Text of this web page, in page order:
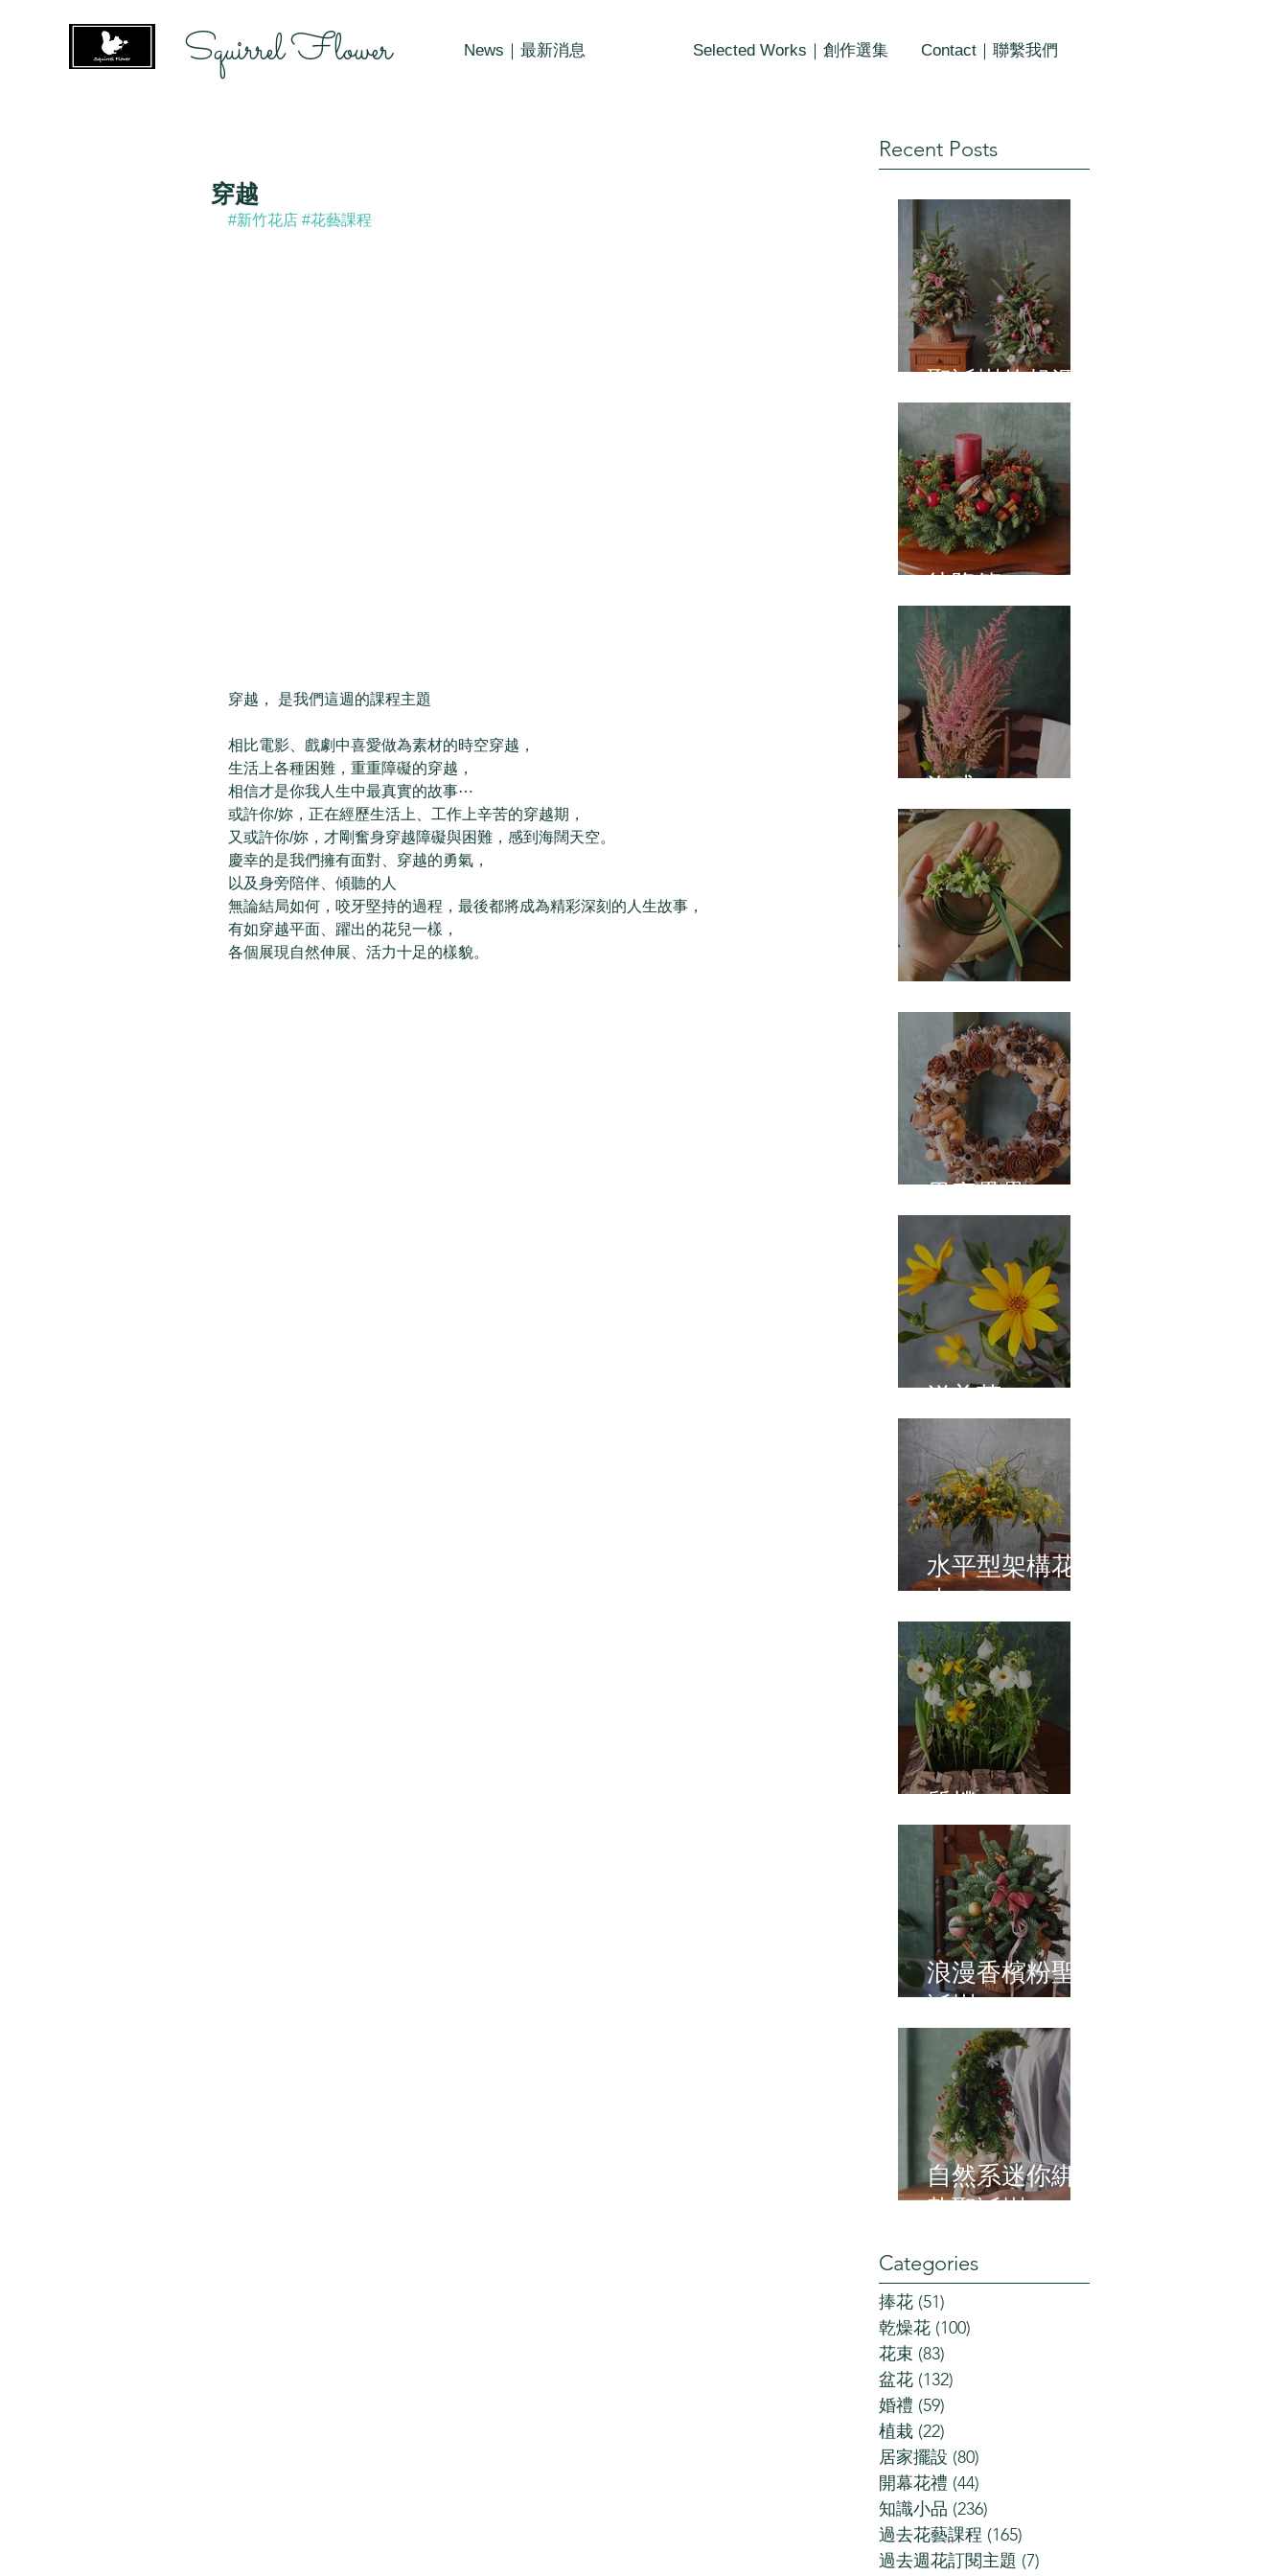
Squirrel Flower News｜最新消息 Selected Works｜創作選集 Contact｜聯繫我們
穿越
#新竹花店 #花藝課程
穿越， 是我們這週的課程主題
相比電影、戲劇中喜愛做為素材的時空穿越，
生活上各種困難，重重障礙的穿越，
相信才是你我人生中最真實的故事⋯
或許你/妳，正在經歷生活上、工作上辛苦的穿越期，
又或許你/妳，才剛奮身穿越障礙與困難，感到海闊天空。
慶幸的是我們擁有面對、穿越的勇氣，
以及身旁陪伴、傾聽的人
無論結局如何，咬牙堅持的過程，最後都將成為精彩深刻的人生故事，
有如穿越平面、躍出的花兒一樣，
各個展現自然伸展、活力十足的樣貌。
Recent Posts
聖誕樹的起源
待降節
泡盛
果實壘壘
洋姜菊
水平型架構花
束
質樸
浪漫香檳粉聖
誕樹
自然系迷你綁
紮聖誕樹
Categories
捧花 (51)
乾燥花 (100)
花束 (83)
盆花 (132)
婚禮 (59)
植栽 (22)
居家擺設 (80)
開幕花禮 (44)
知識小品 (236)
過去花藝課程 (165)
過去週花訂閱主題 (7)